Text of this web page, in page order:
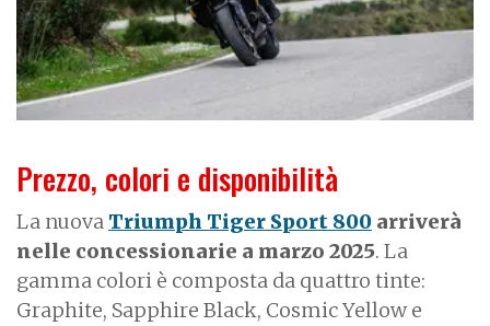
Prezzo, colori e disponibilità
La nuova Triumph Tiger Sport 800 arriverà
nelle concessionarie a marzo 2025. La
gamma colori è composta da quattro tinte:
Graphite, Sapphire Black, Cosmic Yellow e